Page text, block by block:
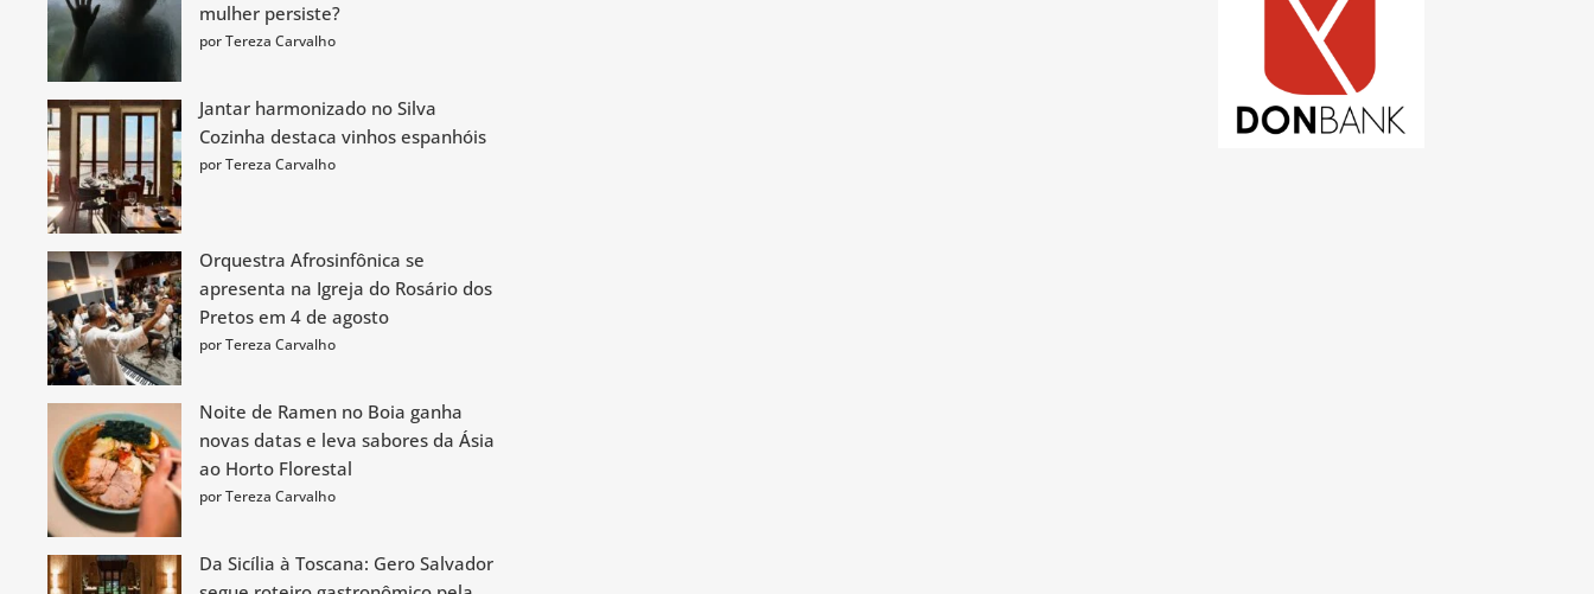
mulher persiste?
por Tereza Carvalho
Jantar harmonizado no Silva
Cozinha destaca vinhos espanhóis
por Tereza Carvalho
Orquestra Afrosinfônica se
apresenta na Igreja do Rosário dos
Pretos em 4 de agosto
por Tereza Carvalho
Noite de Ramen no Boia ganha
novas datas e leva sabores da Ásia
ao Horto Florestal
por Tereza Carvalho
Da Sicília à Toscana: Gero Salvador